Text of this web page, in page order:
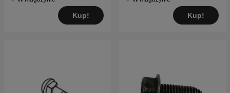
Kup! Kup!